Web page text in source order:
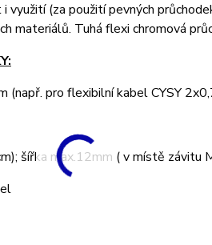
využití (za použití pevných
materiálů. Tuhá flexi chromová
(např. pro flexibilní kabel CYSY
šířka max.12mm ( v místě závitu